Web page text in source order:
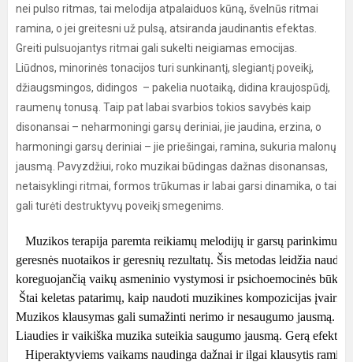
nei pulso ritmas, tai melodija atpalaiduos kūną, švelnūs ritmai
ramina, o jei greitesni už pulsą, atsiranda jaudinantis efektas.
Greiti pulsuojantys ritmai gali sukelti neigiamas emocijas.
Liūdnos, minorinės tonacijos turi sunkinantį, slegiantį poveikį,
džiaugsmingos, didingos – pakelia nuotaiką, didina kraujospūdį,
raumenų tonusą. Taip pat labai svarbios tokios savybės kaip
disonansai – neharmoningi garsų deriniai, jie jaudina, erzina, o
harmoningi garsų deriniai – jie priešingai, ramina, sukuria malonų
jausmą. Pavyzdžiui, roko muzikai būdingas dažnas disonansas,
netaisyklingi ritmai, formos trūkumas ir labai garsi dinamika, o tai
gali turėti destruktyvų poveikį smegenims.
Muzikos terapija paremta reikiamų melodijų ir garsų parinkimu,
geresnės nuotaikos ir geresnių rezultatų. Šis metodas leidžia
koreguojančią vaikų asmeninio vystymosi ir psichoemocinės
Štai keletas patarimų, kaip naudoti muzikines kompozicijas
Muzikos klausymas gali sumažinti nerimo ir nesaugumo jausmą.
Liaudies ir vaikiška muzika suteikia saugumo jausmą. Gerą efektą
Hiperaktyviems vaikams naudinga dažnai ir ilgai klausytis